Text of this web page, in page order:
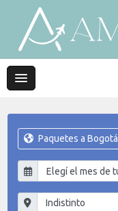
Paquetes a Bogotá